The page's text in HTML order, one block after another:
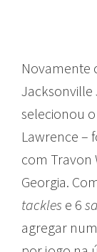
Novamente
Jacksonville
selecionou o
Lawrence –
com Travon
Georgia.
tackles e 6
agregar